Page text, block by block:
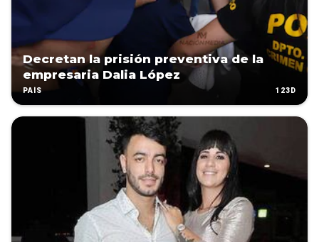
Decretan la prisión preventiva de la
empresaria Dalia López
PAÍS 123D